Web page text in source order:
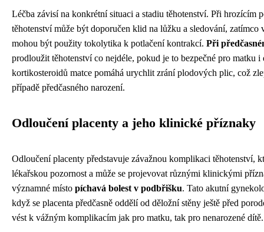
Léčba závisí na konkrétní situaci a stadiu těhotenství. Při hrozícím
těhotenství může být doporučen klid na lůžku a sledování, zatímco
mohou být použity tokolytika k potlačení kontrakcí. Při
prodloužit těhotenství co nejdéle, pokud je to bezpečné pro matku i
kortikosteroidů matce pomáhá urychlit zrání plodových plic, což
případě předčasného narození.
Odloučení placenty a jeho klinické příznaky
Odloučení placenty představuje závažnou komplikaci těhotenství,
lékařskou pozornost a může se projevovat různými klinickými
významné místo píchavá bolest v podbřišku. Tato akutní
když se placenta předčasně oddělí od děložní stěny ještě před
vést k vážným komplikacím jak pro matku, tak pro nenarozené dítě.